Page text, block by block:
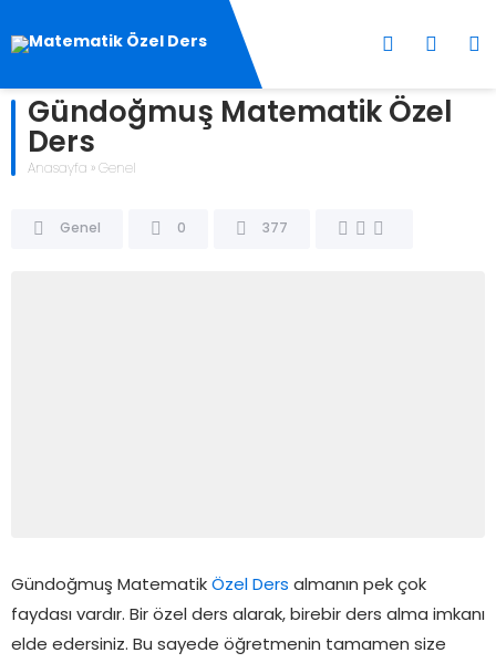
Gündoğmuş Matematik Özel
Ders
Anasayfa » Genel
Genel 0 377
Gündoğmuş Matematik Özel Ders almanın pek çok
faydası vardır. Bir özel ders alarak, birebir ders alma imkanı
elde edersiniz. Bu sayede öğretmenin tamamen size